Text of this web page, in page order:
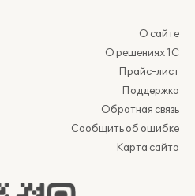
О сайте
О решениях 1С
Прайс-лист
Поддержка
Обратная связь
Сообщить об ошибке
Карта сайта